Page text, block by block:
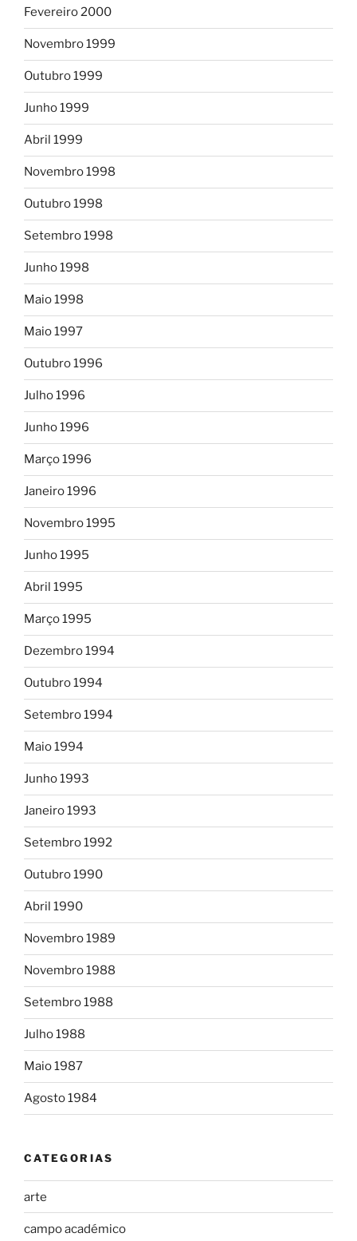
Fevereiro 2000
Novembro 1999
Outubro 1999
Junho 1999
Abril 1999
Novembro 1998
Outubro 1998
Setembro 1998
Junho 1998
Maio 1998
Maio 1997
Outubro 1996
Julho 1996
Junho 1996
Março 1996
Janeiro 1996
Novembro 1995
Junho 1995
Abril 1995
Março 1995
Dezembro 1994
Outubro 1994
Setembro 1994
Maio 1994
Junho 1993
Janeiro 1993
Setembro 1992
Outubro 1990
Abril 1990
Novembro 1989
Novembro 1988
Setembro 1988
Julho 1988
Maio 1987
Agosto 1984
CATEGORIAS
arte
campo académico